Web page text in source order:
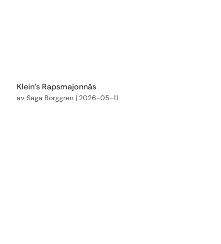
Klein’s Rapsmajonnäs
avSaga Borggren |2026-05-11